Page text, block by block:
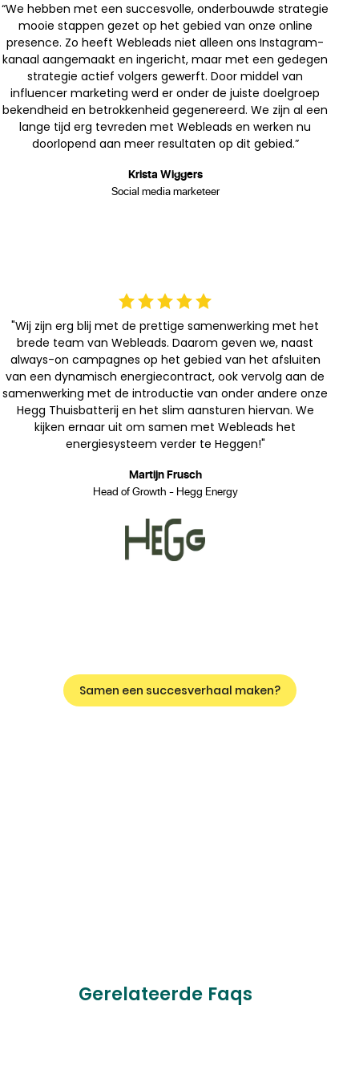
“We hebben met een succesvolle, onderbouwde strategie
mooie stappen gezet op het gebied van onze online
presence. Zo heeft Webleads niet alleen ons Instagram-
kanaal aangemaakt en ingericht, maar met een gedegen
strategie actief volgers gewerft. Door middel van
influencer marketing werd er onder de juiste doelgroep
bekendheid en betrokkenheid gegenereerd. We zijn al een
lange tijd erg tevreden met Webleads en werken nu
doorlopend aan meer resultaten op dit gebied.”
Krista Wiggers
Social media marketeer
"Wij zijn erg blij met de prettige samenwerking met het
brede team van Webleads. Daarom geven we, naast
always-on campagnes op het gebied van het afsluiten
van een dynamisch energiecontract, ook vervolg aan de
samenwerking met de introductie van onder andere onze
Hegg Thuisbatterij en het slim aansturen hiervan. We
kijken ernaar uit om samen met Webleads het
energiesysteem verder te Heggen!"
Martijn Frusch
Head of Growth - Hegg Energy
Samen een succesverhaal maken?
Gerelateerde Faqs